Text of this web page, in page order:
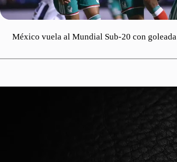
México vuela al Mundial Sub-20 con goleada